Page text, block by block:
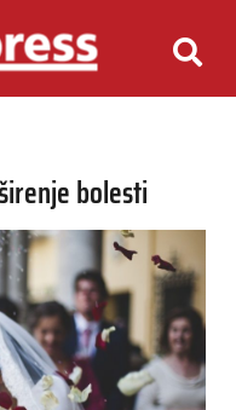
bolesti